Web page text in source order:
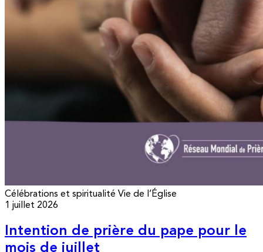
Célébrations et spiritualité Vie de l’Église
1 juillet 2026
Intention de prière du pape pour le
mois de juillet